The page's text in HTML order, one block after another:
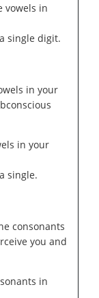
vowels in
single digit.
in your
in your
single.
consonants
you and
in